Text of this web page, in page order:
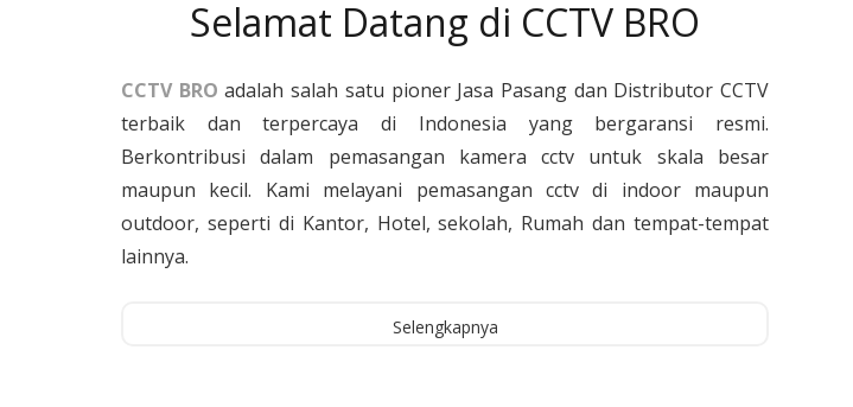
Selamat Datang di CCTV BRO
CCTV BRO adalah salah satu pioner Jasa Pasang dan Distributor CCTV
terbaik dan terpercaya di Indonesia yang bergaransi resmi.
Berkontribusi dalam pemasangan kamera cctv untuk skala besar
maupun kecil. Kami melayani pemasangan cctv di indoor maupun
outdoor, seperti di Kantor, Hotel, sekolah, Rumah dan tempat-tempat
lainnya.
Selengkapnya